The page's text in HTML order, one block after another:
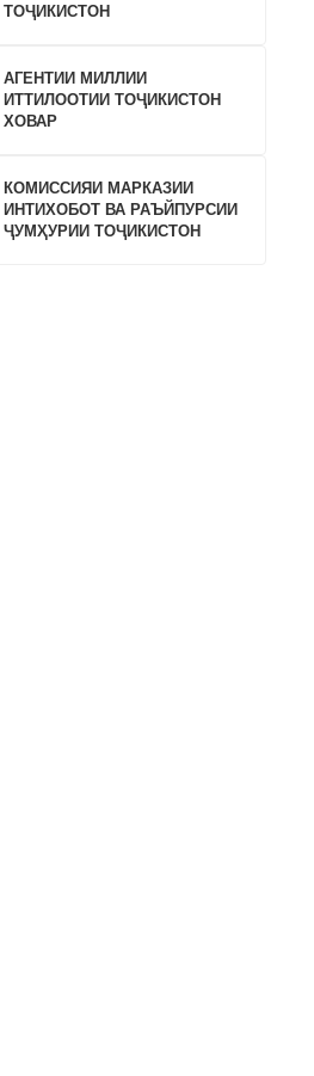
ТОҶИКИСТОН
АГЕНТИИ МИЛЛИИ
ИТТИЛООТИИ ТОҶИКИСТОН
ХОВАР
КОМИССИЯИ МАРКАЗИИ
ИНТИХОБОТ ВА РАЪЙПУРСИИ
ҶУМҲУРИИ ТОҶИКИСТОН